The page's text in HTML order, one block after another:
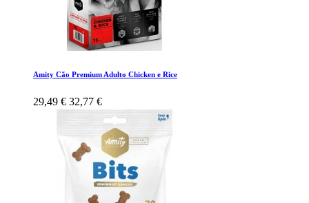
Amity Cão Premium Adulto Chicken e Rice
29,49 € 32,77 €